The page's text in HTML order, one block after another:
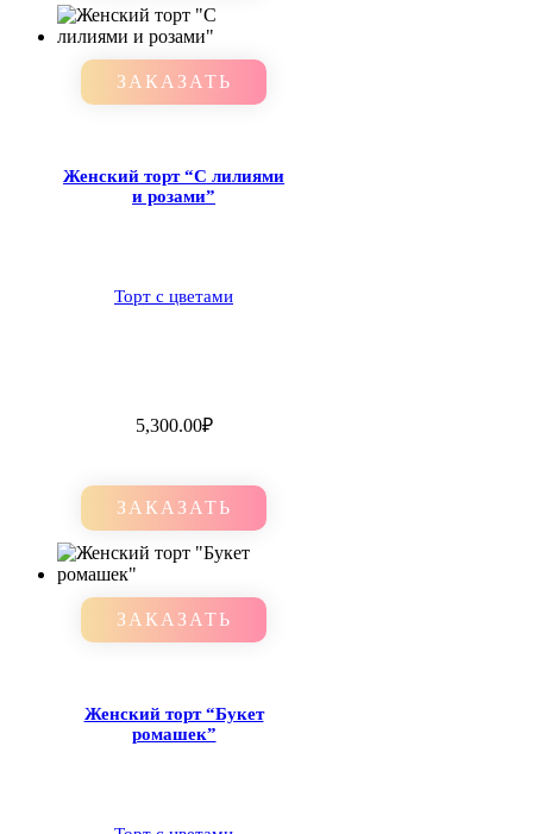
ЗАКАЗАТЬ
Женский торт “С лилиями
и розами”
Торт с цветами
5,300.00₽
ЗАКАЗАТЬ
ЗАКАЗАТЬ
Женский торт “Букет
ромашек”